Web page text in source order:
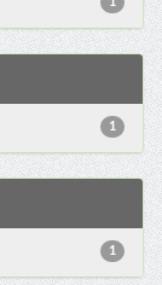
1
1